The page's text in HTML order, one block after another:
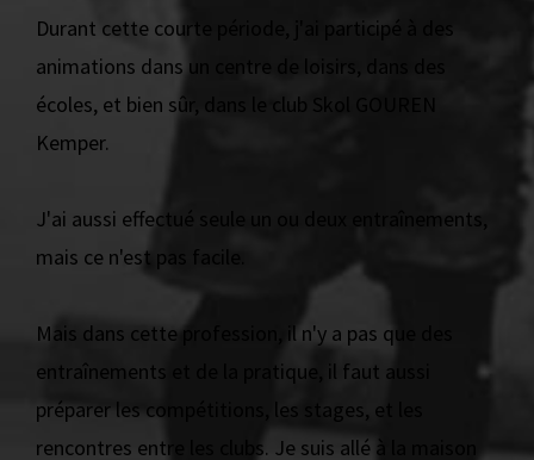
Durant cette courte période, j'ai participé à des
animations dans un centre de loisirs, dans des
écoles, et bien sûr, dans le club Skol GOUREN
Kemper.
J'ai aussi effectué seule un ou deux entraînements,
mais ce n'est pas facile.
Mais dans cette profession, il n'y a pas que des
entraînements et de la pratique, il faut aussi
préparer les compétitions, les stages, et les
rencontres entre les clubs. Je suis allé à la maison